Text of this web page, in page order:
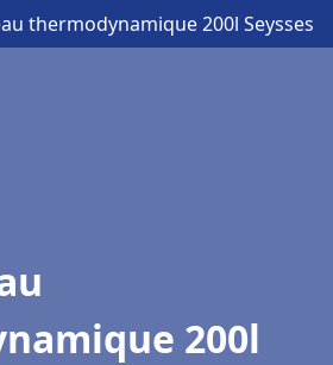
thermodynamique 200l Seysses
200l